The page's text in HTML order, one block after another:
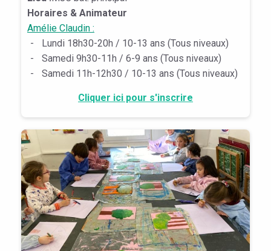
Horaires & Animateur
Amélie Claudin :
-
Lundi 18h30-20h / 10-13 ans (Tous niveaux)
-
Samedi 9h30-11h / 6-9 ans (Tous niveaux)
-
Samedi 11h-12h30 / 10-13 ans (Tous niveaux)
Cliquer ici pour s'inscrire